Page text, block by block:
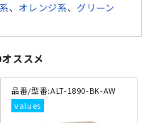
、 オレンジ系、 グリーン
ススメ
品番/型番:ALT-1890-BK-AW